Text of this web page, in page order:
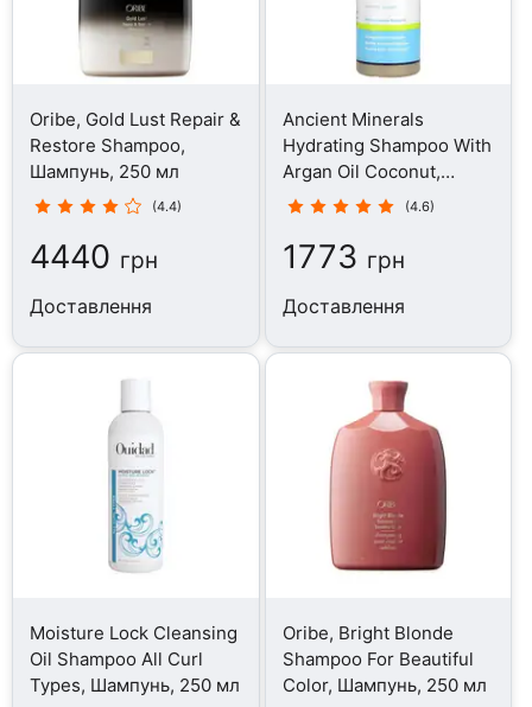
Oribe, Gold Lust Repair &
Restore Shampoo,
Шампунь, 250 мл
(4.4)
4440 грн
Доставлення
Ancient Minerals
Hydrating Shampoo With
Argan Oil Coconut,
Шампунь, 473 мл
(4.6)
1773 грн
Доставлення
Moisture Lock Cleansing
Oil Shampoo All Curl
Types, Шампунь, 250 мл
Oribe, Bright Blonde
Shampoo For Beautiful
Color, Шампунь, 250 мл